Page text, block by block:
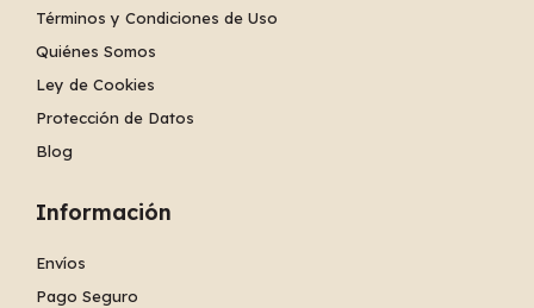
Términos y Condiciones de Uso
Quiénes Somos
Ley de Cookies
Protección de Datos
Blog
Información
Envíos
Pago Seguro